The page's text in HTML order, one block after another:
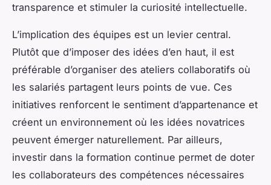
transparence et stimuler la curiosité intellectuelle.
L’implication des équipes est un levier central.
Plutôt que d’imposer des idées d’en haut, il est
préférable d’organiser des ateliers collaboratifs où
les salariés partagent leurs points de vue. Ces
initiatives renforcent le sentiment d’appartenance et
créent un environnement où les idées novatrices
peuvent émerger naturellement. Par ailleurs,
investir dans la formation continue permet de doter
les collaborateurs des compétences nécessaires